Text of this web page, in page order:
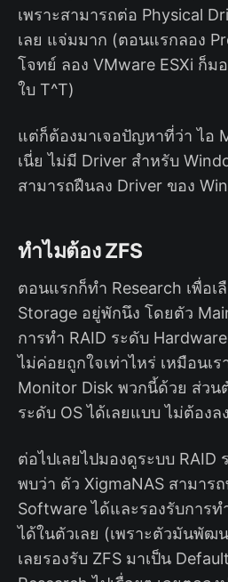
เพราะสามารถต่อ Physical
เลย แจ่มมาก (ตอนแรกลอง
โจทย์ ลอง VMware ESXi ก็ม
ใบ T^T)
แต่ก็ต้องมาเจอปัญหาที่ว่า ไอ
เนี่ย ไม่มี Driver สำหรับ
สามารถฝืนลง Driver ของ
ทำไมต้อง ZFS
ตอนแรกก็ทำ Research เพื่อเ
Storage อยู่พักนึง โดยตัว
การทำ RAID ระดับ
ไม่ค่อยถูกใจเท่าไหร่ เหมือนเ
Monitor Disk พวกนี้ด้วย ส่วน
ระดับ OS ได้เลยแบบ ไม่ต้องล
ต่อไปเลยไปมองดูระบบ RAID
พบว่า ตัว XigmaNAS สามาร
Software ได้และรองรับการ
ได้ในตัวเลย (เพราะตัวมันพัฒ
เลยรองรับ ZFS มาเป็น